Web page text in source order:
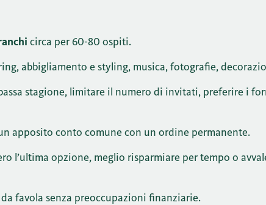
circa per 60-80 ospiti.
abbigliamento e styling, musica, fotografie,
stagione, limitare il numero di invitati, preferire i
apposito conto comune con un ordine permanente.
l’ultima opzione, meglio risparmiare per tempo o
favola senza preoccupazioni finanziarie.